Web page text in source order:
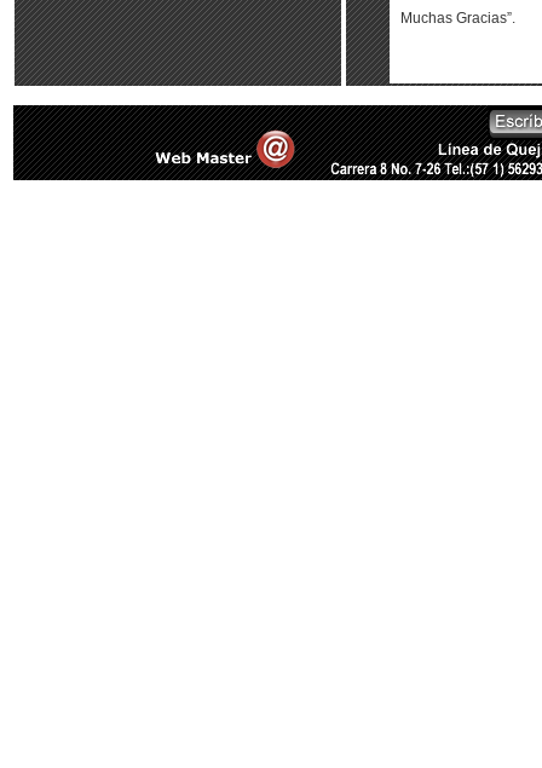
Muchas Gracias”.